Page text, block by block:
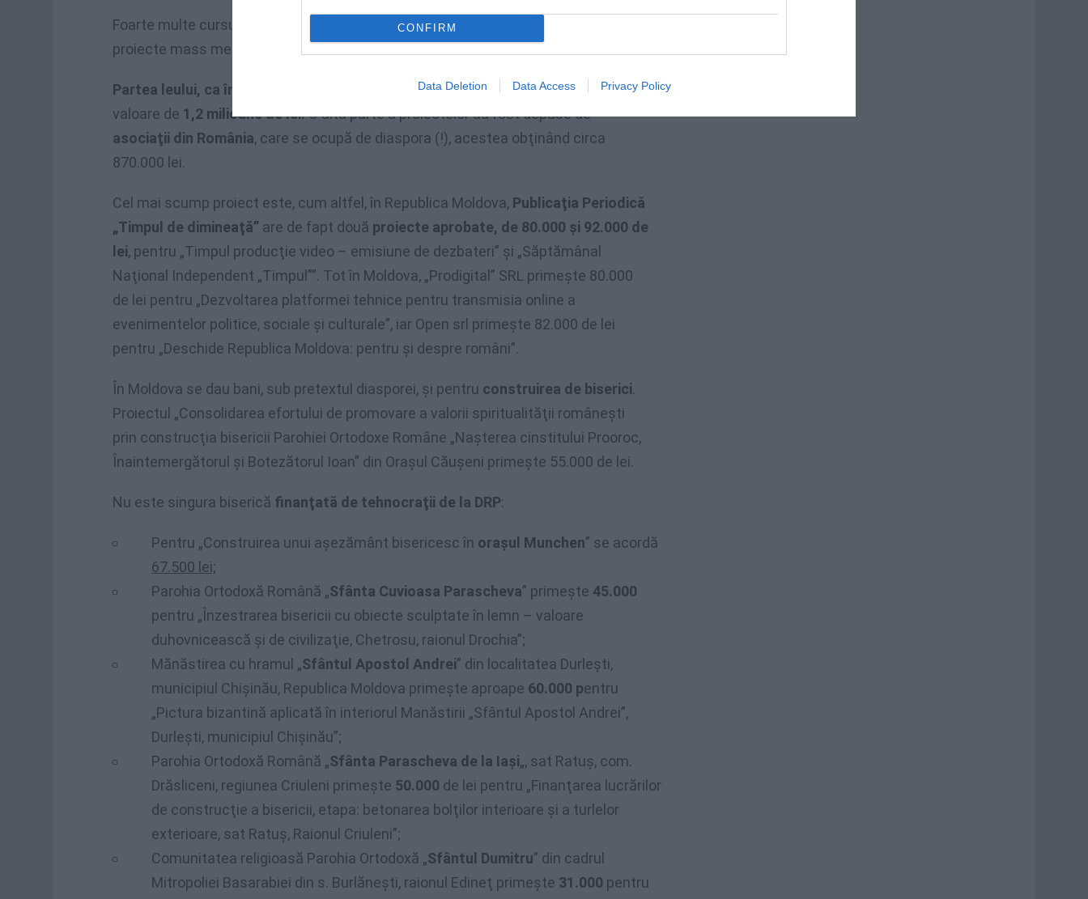
CONFIRM
Data Deletion Data Access Privacy Policy
Foarte multe cursuri de limba română, şcoli româneşti, festivaluri de film, câteva
proiecte mass media şi construcţii de biserici.
Partea leului, ca în fiecare an, o are Republica Moldova, cu proiecte aprobate în
valoare de 1,2 milioane de lei.O altă parte a proiectelor au fost depuse de
asociaţii din România, care se ocupă de diaspora (!), acestea obţinând circa
870.000 lei.
Cel mai scump proiect este, cum altfel, în Republica Moldova, Publicaţia Periodică
„Timpul de dimineaţă” are de fapt două proiecte aprobate, de 80.000 şi 92.000 de
lei, pentru „Timpul producţie video – emisiune de dezbateri” şi „Săptămânal
Naţional Independent „Timpul””. Tot în Moldova, „Prodigital” SRL primeşte 80.000
de lei pentru „Dezvoltarea platformei tehnice pentru transmisia online a
evenimentelor politice, sociale şi culturale”, iar Open srl primeşte 82.000 de lei
pentru „Deschide Republica Moldova: pentru şi despre români”.
În Moldova se dau bani, sub pretextul diasporei, şi pentru construirea de biserici.
Proiectul „Consolidarea efortului de promovare a valorii spiritualităţii româneşti
prin construcţia bisericii Parohiei Ortodoxe Române „Naşterea cinstitului Prooroc,
Înaintemergătorul şi Botezătorul Ioan” din Orașul Căușeni primeşte 55.000 de lei.
Nu este singura biserică finanţată de tehnocraţii de la DRP:
Pentru „Construirea unui aşezământ bisericesc în oraşul Munchen” se acordă
67.500 lei;
Parohia Ortodoxă Română „Sfânta Cuvioasa Parascheva” primeşte 45.000
pentru „Înzestrarea bisericii cu obiecte sculptate în lemn – valoare
duhovnicească şi de civilizaţie, Chetrosu, raionul Drochia”;
Mănăstirea cu hramul „Sfântul Apostol Andrei” din localitatea Durleşti,
municipiul Chişinău, Republica Moldova primeşte aproape 60.000 pentru
„Pictura bizantină aplicată în interiorul Manăstirii „Sfântul Apostol Andrei”,
Durlești, municipiul Chișinău”;
Parohia Ortodoxă Română „Sfânta Parascheva de la Iaşi„, sat Ratuş, com.
Drăsliceni, regiunea Criuleni primeşte 50.000 de lei pentru „Finanţarea lucrărilor
de construcţie a bisericii, etapa: betonarea bolţilor interioare şi a turlelor
exterioare, sat Ratuș, Raionul Criuleni”;
Comunitatea religioasă Parohia Ortodoxă „Sfântul Dumitru” din cadrul
Mitropoliei Basarabiei din s. Burlăneşti, raionul Edineţ primeşte 31.000 pentru